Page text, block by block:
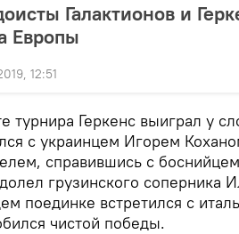
Галактионов и
Европы
12:51
турнира Геркенс выиграл у
с украинцем Игорем
справившись с
грузинского соперника
поединке встретился с
чистой победы.